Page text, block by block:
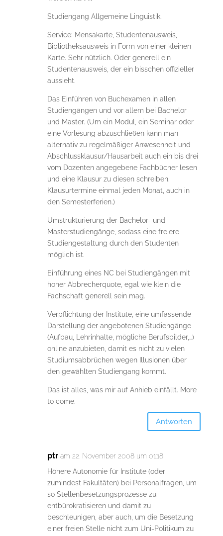
Studiengang Allgemeine Linguistik.
Service: Mensakarte, Studentenausweis,
Bibliotheksausweis in Form von einer kleinen
Karte. Sehr nützlich. Oder generell ein
Studentenausweis, der ein bisschen offizieller
aussieht.
Das Einführen von Buchexamen in allen
Studiengängen und vor allem bei Bachelor
und Master. (Um ein Modul, ein Seminar oder
eine Vorlesung abzuschließen kann man
alternativ zu regelmäßiger Anwesenheit und
Abschlussklausur/Hausarbeit auch ein bis drei
vom Dozenten angegebene Fachbücher lesen
und eine Klausur zu diesen schreiben.
Klausurtermine einmal jeden Monat, auch in
den Semesterferien.)
Umstrukturierung der Bachelor- und
Masterstudiengänge, sodass eine freiere
Studiengestaltung durch den Studenten
möglich ist.
Einführung eines NC bei Studiengängen mit
hoher Abbrecherquote, egal wie klein die
Fachschaft generell sein mag.
Verpflichtung der Institute, eine umfassende
Darstellung der angebotenen Studiengänge
(Aufbau, Lehrinhalte, mögliche Berufsbilder,…)
online anzubieten, damit es nicht zu vielen
Studiumsabbrüchen wegen Illusionen über
den gewählten Studiengang kommt.
Das ist alles, was mir auf Anhieb einfällt. More
to come.
Antworten
ptr am 22. November 2008 um 01:18
Höhere Autonomie für Institute (oder
zumindest Fakultäten) bei Personalfragen, um
so Stellenbesetzungsprozesse zu
entbürokratisieren und damit zu
beschleunigen, aber auch, um die Besetzung
einer freien Stelle nicht zum Uni-Politikum zu